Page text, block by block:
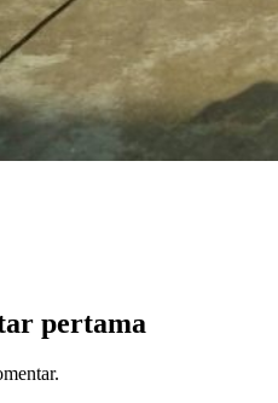
pertama